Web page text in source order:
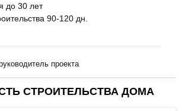
до 30 лет
90-120 дн.
проекта
СТРОИТЕЛЬСТВА ДОМА